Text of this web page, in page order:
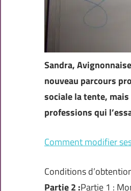
Sandra,
nouveau parcours
sociale la tente,
professions qui
Comment modifier
Conditions
Partie 2 :Partie 1 :